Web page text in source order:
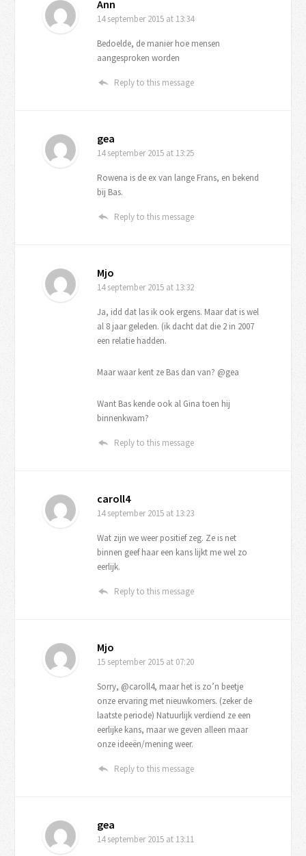
Ann
14 september 2015 at 13:34
Bedoelde, de manier hoe mensen
aangesproken worden
Reply to this message
gea
14 september 2015 at 13:25
Rowena is de ex van lange Frans, en bekend
bij Bas.
Reply to this message
Mjo
14 september 2015 at 13:32
Ja, idd dat las ik ook ergens. Maar dat is wel
al 8 jaar geleden. (ik dacht dat die 2 in 2007
een relatie hadden.
Maar waar kent ze Bas dan van? @gea
Want Bas kende ook al Gina toen hij
binnenkwam?
Reply to this message
caroll4
14 september 2015 at 13:23
Wat zijn we weer positief zeg. Ze is net
binnen geef haar een kans lijkt me wel zo
eerlijk.
Reply to this message
Mjo
15 september 2015 at 07:20
Sorry, @caroll4, maar het is zo’n beetje
onze ervaring met nieuwkomers. (zeker de
laatste periode) Natuurlijk verdiend ze een
eerlijke kans, maar we geven alleen maar
onze ideeën/mening weer.
Reply to this message
gea
14 september 2015 at 13:11